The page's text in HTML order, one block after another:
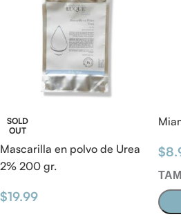
SOLD
OUT
Mascarilla en polvo de Urea
2% 200 gr.
$19.99
$